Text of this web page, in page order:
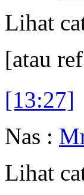
Lihat
[atau
[13:27]
Nas :
Lihat